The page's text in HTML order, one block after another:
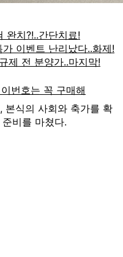
본식의 사회와 축가를 확
비를 마쳤다.